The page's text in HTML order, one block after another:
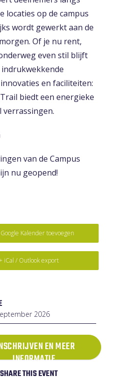
locaties op de campus
wordt gewerkt aan de
Of je nu rent,
even stil blijft
en faciliteiten:
biedt een energieke
verrassingen.
van de Campus
nu geopend!
Kalender toevoegen
iCal / Outlook export
2026
EN MEER
INFORMATIE
SHARE THIS EVENT